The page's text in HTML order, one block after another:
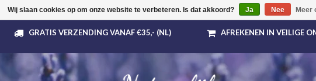
GRATIS VERZENDING VANAF €35,- (NL) AFREKENEN IN VEILIGE
Wij slaan cookies op om onze website te verbeteren. Is dat akkoord? Ja Nee Meer